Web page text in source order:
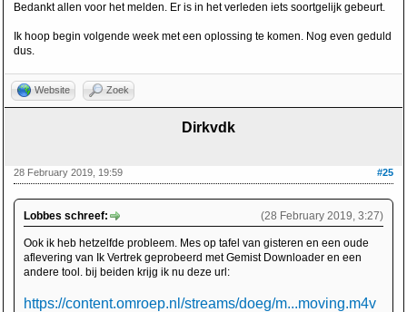
Bedankt allen voor het melden. Er is in het verleden iets soortgelijk gebeurt.
Ik hoop begin volgende week met een oplossing te komen. Nog even geduld
dus.
Website Zoek
Dirkvdk
#25
28 February 2019, 19:59
(28 February 2019, 3:27)
Lobbes schreef:
Ook ik heb hetzelfde probleem. Mes op tafel van gisteren en een oude
aflevering van Ik Vertrek geprobeerd met Gemist Downloader en een
andere tool. bij beiden krijg ik nu deze url:
https://content.omroep.nl/streams/doeg/m...moving.m4v